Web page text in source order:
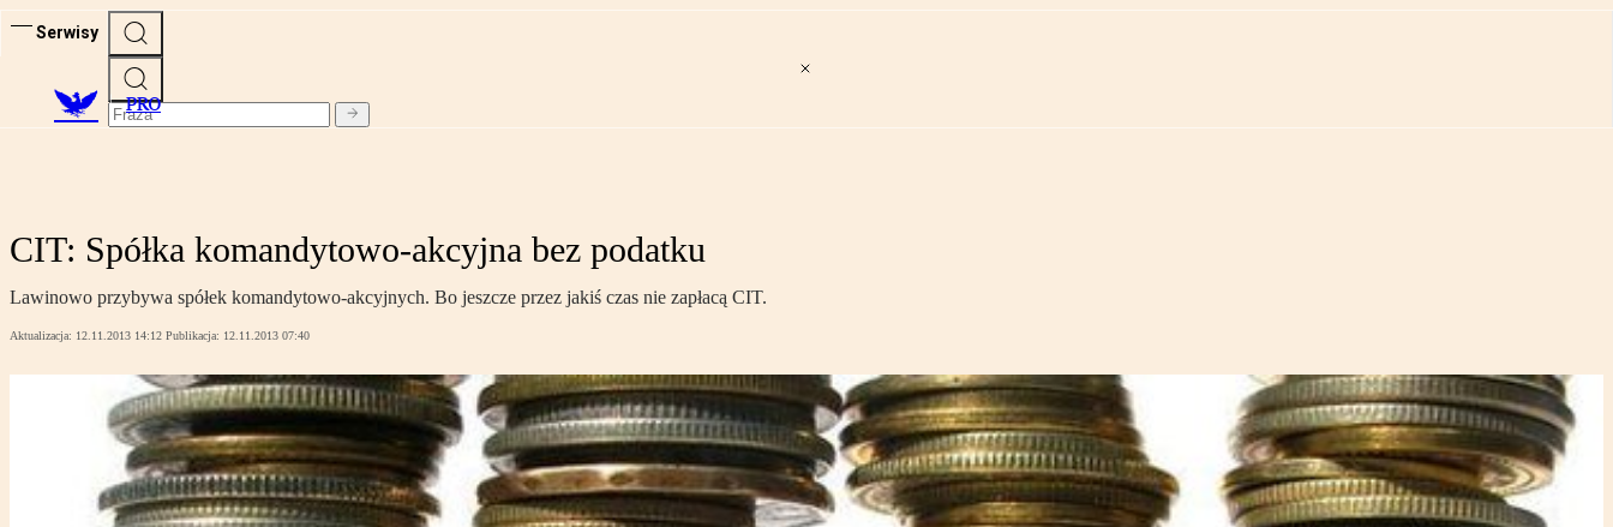
Serwisy
PRO
CIT: Spółka komandytowo-akcyjna bez podatku
Lawinowo przybywa spółek komandytowo-akcyjnych. Bo jeszcze przez jakiś czas nie zapłacą CIT.
Aktualizacja: 12.11.2013 14:12 Publikacja: 12.11.2013 07:40